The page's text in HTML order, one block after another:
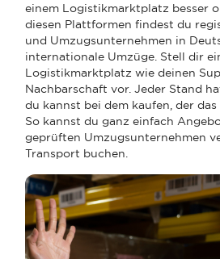
einem Logistikmarktplatz besser
diesen Plattformen findest du
und Umzugsunternehmen in
internationale Umzüge. Stell dir
Logistikmarktplatz wie deinen
Nachbarschaft vor. Jeder Stand
du kannst bei dem kaufen, der das
So kannst du ganz einfach
geprüften Umzugsunternehmen
Transport buchen.